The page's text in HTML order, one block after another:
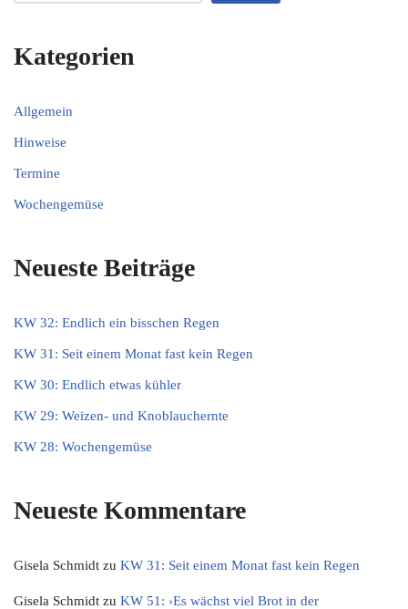
Kategorien
Allgemein
Hinweise
Termine
Wochengemüse
Neueste Beiträge
KW 32: Endlich ein bisschen Regen
KW 31: Seit einem Monat fast kein Regen
KW 30: Endlich etwas kühler
KW 29: Weizen- und Knoblauchernte
KW 28: Wochengemüse
Neueste Kommentare
Gisela Schmidt zu KW 31: Seit einem Monat fast kein Regen
Gisela Schmidt zu KW 51: ›Es wächst viel Brot in der